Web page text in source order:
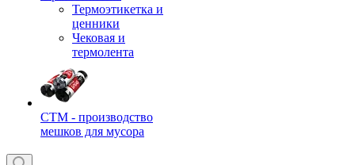
Термоэтикетка и
ценники
Чековая и
термолента
СТМ - производство
мешков для мусора